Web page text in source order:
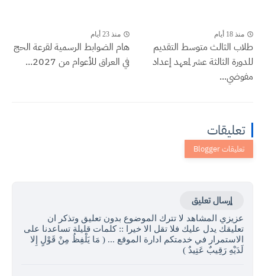
منذ 18 أيام
طلاب الثالث متوسط التقديم
للدورة الثالثة عشر لمعهد إعداد
مفوضي...
منذ 23 أيام
هام الضوابط الرسمية لقرعة الحج
في العراق للأعوام من 2027...
تعليقات
إرسال تعليق
عزيزي المشاهد لا تترك الموضوع بدون تعليق وتذكر ان
تعليقك يدل عليك فلا تقل الا خيرا :: كلمات قليلة تساعدنا على
الاستمرار في خدمتكم ادارة الموقع ... ( مَا يَلْفِظُ مِنْ قَوْلٍ إِلا
لَدَيْهِ رَقِيبٌ عَتِيدٌ )